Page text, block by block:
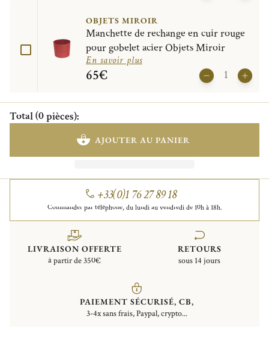
OBJETS MIROIR
Manchette de rechange en cuir rouge
pour gobelet acier Objets Miroir
En savoir plus
65€
Total(0pièces):
AJOUTER AU PANIER
+33(0)1 76 27 89 18
Commander par téléphone, du lundi au vendredi de 10h à 18h.
LIVRAISON OFFERTE
à partir de 350€
RETOURS
sous 14 jours
PAIEMENT SÉCURISÉ, CB,
3-4x sans frais, Paypal, crypto...